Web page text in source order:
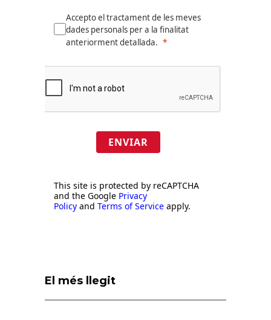
Accepto el tractament de les meves
dades personals per a la finalitat
anteriorment detallada.
ENVIAR
This site is protected by reCAPTCHA
and the Google Privacy
Policy and Terms of Service apply.
El més llegit